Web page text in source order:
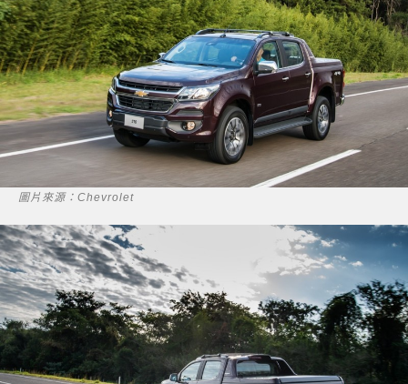
圖片來源：Chevrolet